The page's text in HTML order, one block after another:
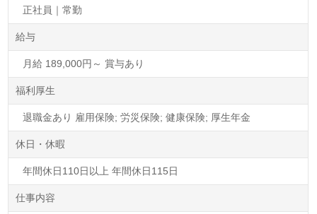
正社員｜常勤
給与
月給 189,000円～ 賞与あり
福利厚生
退職金あり 雇用保険; 労災保険; 健康保険; 厚生年金
休日・休暇
年間休日110日以上 年間休日115日
仕事内容